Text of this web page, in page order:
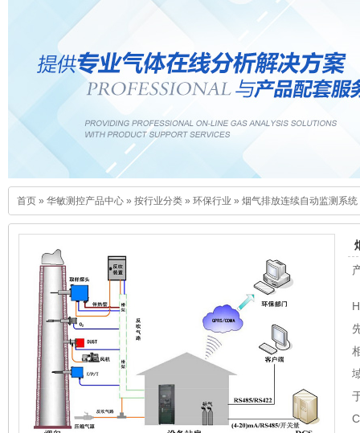
首页 » 华敏测控产品中心 » 按行业分类 » 环保行业 » 烟气排放连续自动监测系统